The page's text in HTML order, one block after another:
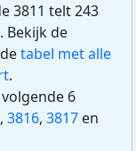
3811 telt 243
Bekijk de
tabel met alle
.
6
, 3816, 3817 en